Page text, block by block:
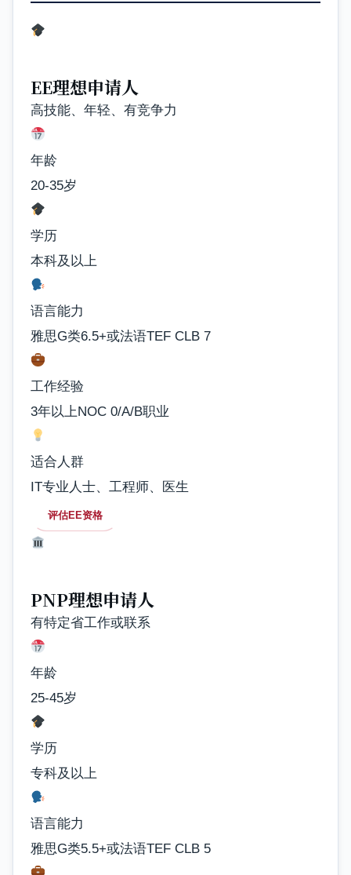
EE理想申请人
高技能、年轻、有竞争力
年龄
20-35岁
学历
本科及以上
语言能力
雅思G类6.5+或法语TEF CLB 7
工作经验
3年以上NOC 0/A/B职业
适合人群
IT专业人士、工程师、医生
评估EE资格
PNP理想申请人
有特定省工作或联系
年龄
25-45岁
学历
专科及以上
语言能力
雅思G类5.5+或法语TEF CLB 5